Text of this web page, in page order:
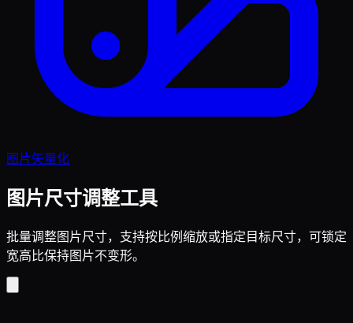
图片矢量化
图片尺寸调整工具
批量调整图片尺寸，支持按比例缩放或指定目标尺寸，可锁定
宽高比保持图片不变形。